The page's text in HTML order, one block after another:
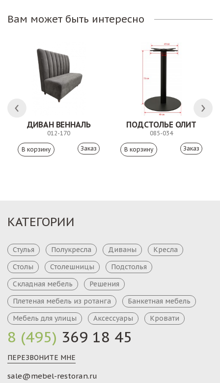
Вам может быть интересно
ДИВАН ВЕННАЛЬ
012-170
Заказ
ПОДСТОЛЬЕ ОЛИТ
085-034
Заказ
8 (495) 369 18 45
ПЕРЕЗВОНИТЕ МНЕ
sale@mebel-restoran.ru
КАТЕГОРИИ
Стулья Полукресла Диваны
Кресла
Столы
Столешницы
Подстолья
Складная мебель
Решения
Плетеная мебель из ротанга
Банкетная мебель
Мебель для улицы
Аксессуары Кровати